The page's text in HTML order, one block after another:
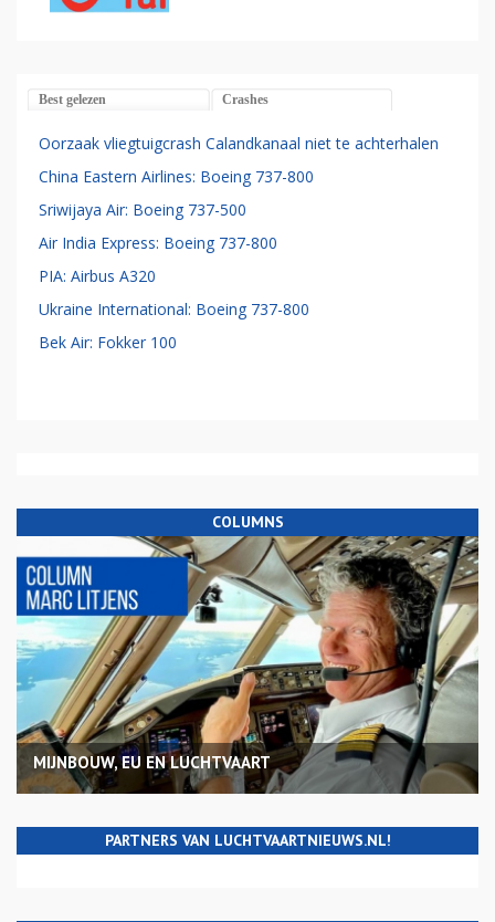
Best gelezen Crashes
Oorzaak vliegtuigcrash Calandkanaal niet te achterhalen
China Eastern Airlines: Boeing 737-800
Sriwijaya Air: Boeing 737-500
Air India Express: Boeing 737-800
PIA: Airbus A320
Ukraine International: Boeing 737-800
Bek Air: Fokker 100
COLUMNS
MIJNBOUW, EU EN LUCHTVAART
PARTNERS VAN LUCHTVAARTNIEUWS.NL!